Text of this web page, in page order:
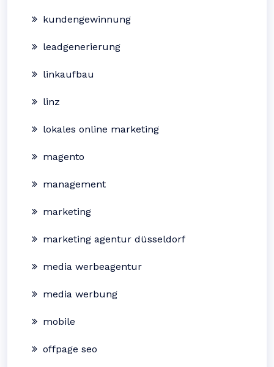
kundengewinnung
leadgenerierung
linkaufbau
linz
lokales online marketing
magento
management
marketing
marketing agentur düsseldorf
media werbeagentur
media werbung
mobile
offpage seo